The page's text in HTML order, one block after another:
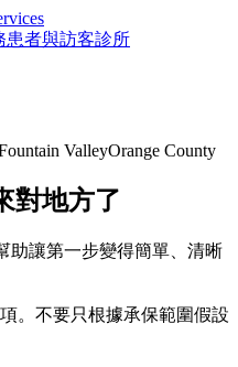
患者與訪客診所
ValleyOrange County
對地方了
助讓第一步變得簡單、清晰
。不要只根據承保範圍假設